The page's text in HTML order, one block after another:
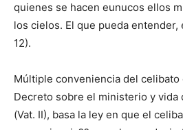
quienes se hacen eunucos ellos
los cielos. El que pueda entender,
12).
Múltiple conveniencia del celibato
Decreto sobre el ministerio y vida
(Vat. II), basa la ley en que el